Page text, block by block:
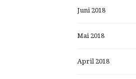
Juni 2018
Mai 2018
April 2018